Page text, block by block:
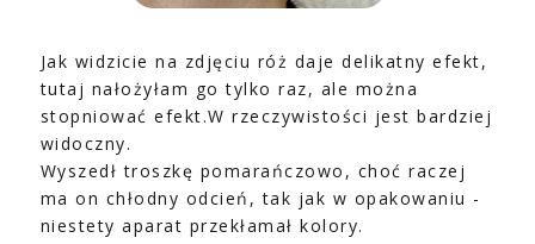
Jak widzicie na zdjęciu róż daje delikatny efekt,
tutaj nałożyłam go tylko raz, ale można
stopniować efekt.W rzeczywistości jest bardziej
widoczny.
Wyszedł troszkę pomarańczowo, choć raczej
ma on chłodny odcień, tak jak w opakowaniu -
niestety aparat przekłamał kolory.